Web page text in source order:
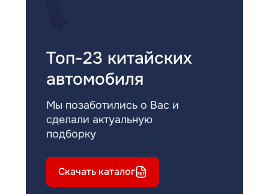
Топ-23 китайских
автомобиля
Мы позаботились о Вас и
сделали актуальную
подборку
Скачать каталог